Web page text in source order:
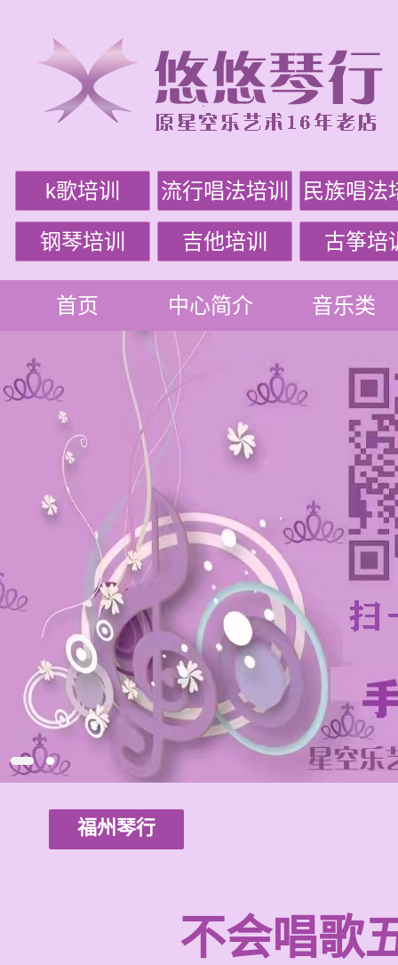
k歌培训 流行唱法培训 民族唱法
钢琴培训 吉他培训 古筝培
首页 中心简介 音乐类
福州琴行
不会唱歌